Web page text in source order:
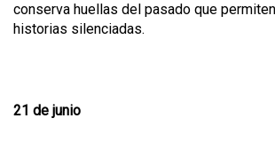
conserva huellas del pasado que
historias silenciadas.
21 de junio